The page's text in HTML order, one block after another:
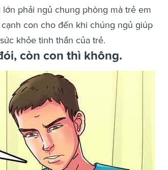
phải ngủ chung phòng mà trẻ em
con cho đến khi chúng ngủ giúp
khỏe tinh thần của trẻ.
còn con thì không.